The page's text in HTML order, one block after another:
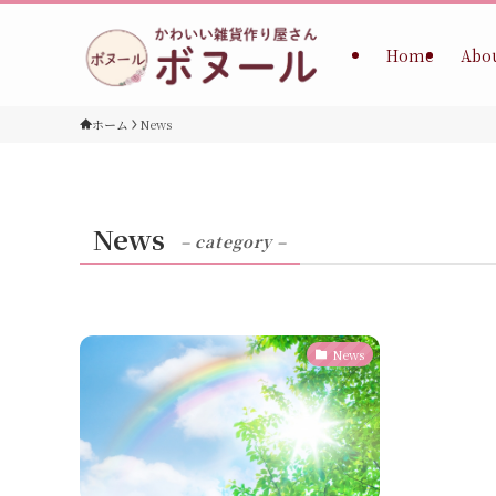
Home
ホーム News
News – category –
News